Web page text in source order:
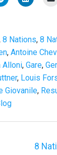
8 Nations, 8
, Antoine
Alloni, Gare,
, Louis
Giovanile,
8